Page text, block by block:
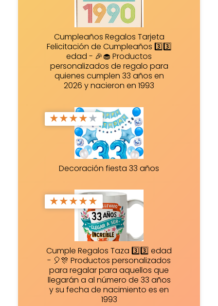
Cumpleaños Regalos Tarjeta
Felicitación de Cumpleaños 3️⃣3️⃣
edad - 🎉🧁 Productos
personalizados de regalo para
quienes cumplen 33 años en
2026 y nacieron en 1993
★★★★★
Decoración fiesta 33 años
★★★★★
Cumple Regalos Taza 3️⃣3️⃣ edad
- 🎈🎊 Productos personalizados
para regalar para aquellos que
llegarán a al número de 33 años
y su fecha de nacimiento es en
1993